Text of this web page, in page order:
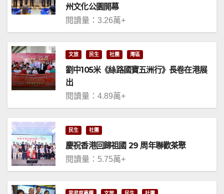
州文化公園開幕
閱讀量：3.26萬+
文旅 民生 社團 灣區
劉中105米《絲路國寶五洲行》長卷在港展
出
閱讀量：4.89萬+
民生 社團
慶祝香港回歸祖國 29 周年聯歡茶聚
閱讀量：5.75萬+